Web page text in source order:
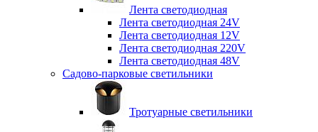
Лента светодиодная
Лента светодиодная 24V
Лента светодиодная 12V
Лента светодиодная 220V
Лента светодиодная 48V
Садово-парковые светильники
Тротуарные светильники